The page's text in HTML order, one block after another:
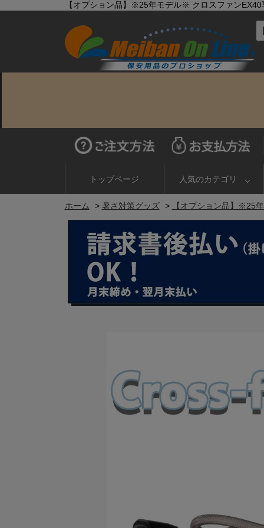
【オプション品】※25年モデル※ クロスファン
トップページ 人気のカテゴリ
ホーム > 暑さ対策グッズ > 【オプション品】※25